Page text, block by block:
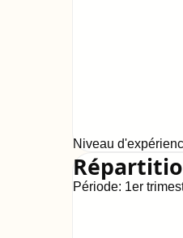
Niveau
Période: 1er